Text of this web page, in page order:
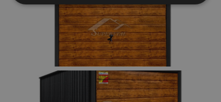
Elengedhetetlenül
szükséges
Teljesítmény
Célzás Funkcionalitás
Besorolatlan